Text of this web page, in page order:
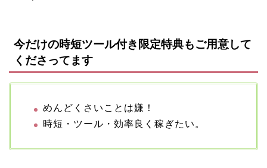
今だけの時短ツール付き限定特典もご用意して
くださってます
めんどくさいことは嫌！
時短・ツール・効率良く稼ぎたい。